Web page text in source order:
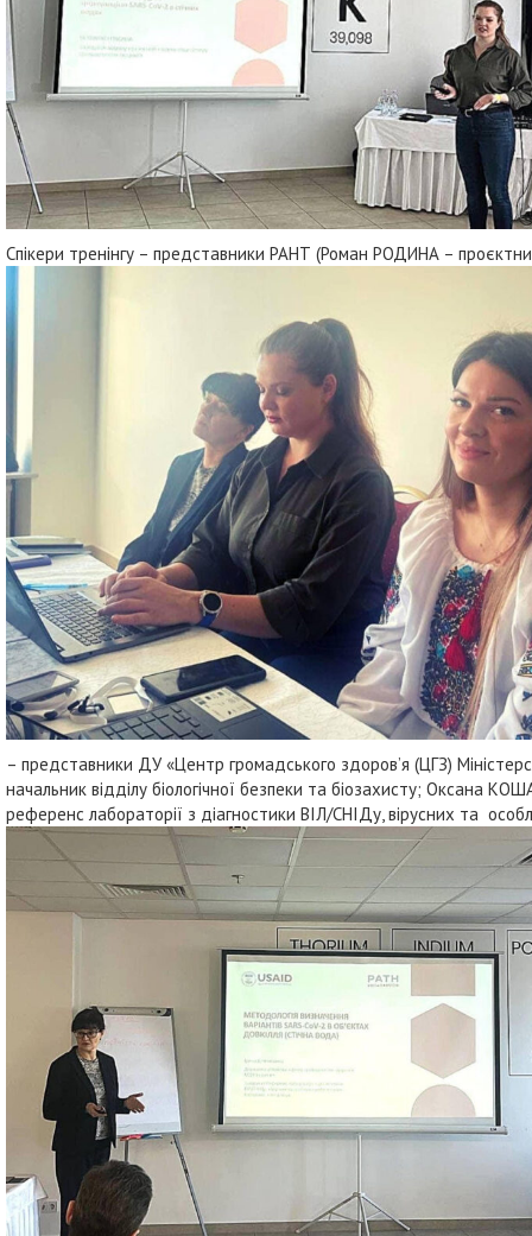
Спікери тренінгу – представники РАНТ (Роман РОДИНА –
– представники ДУ «Центр громадського здоров’я (ЦГЗ)
начальник відділу біологічної безпеки та біозахисту; Оксана
референс лабораторії з діагностики ВІЛ/СНІДу, вірусних та